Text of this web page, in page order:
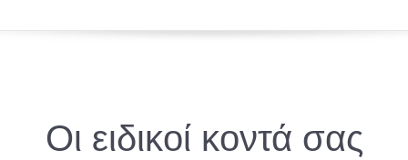
Οι ειδικοί κοντά σας